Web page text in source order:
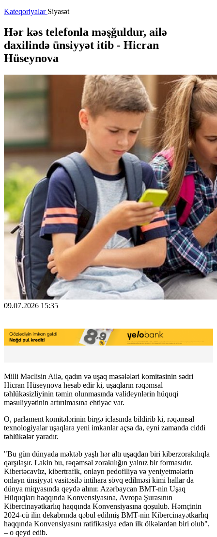
Kateqoriyalar Siyasət
Hər kəs telefonla məşğuldur, ailə
daxilində ünsiyyət itib - Hicran
Hüseynova
09.07.2026 15:35
Milli Məclisin Ailə, qadın və uşaq məsələləri komitəsinin sədri
Hicran Hüseynova hesab edir ki, uşaqların rəqəmsal
təhlükəsizliyinin təmin olunmasında valideynlərin hüquqi
məsuliyyətinin artırılmasına ehtiyac var.
O, parlament komitələrinin birgə iclasında bildirib ki, rəqəmsal
texnologiyalar uşaqlara yeni imkanlar açsa da, eyni zamanda ciddi
təhlükələr yaradır.
"Bu gün dünyada məktəb yaşlı hər altı uşaqdan biri kiberzorakılıqla
qarşılaşır. Lakin bu, rəqəmsal zorakılığın yalnız bir formasıdır.
Kibertəcavüz, kibertrafik, onlayn pedofiliya və yeniyetmələrin
onlayn ünsiyyət vasitəsilə intihara sövq edilməsi kimi hallar da
dünya miqyasında qeydə alınır. Azərbaycan BMT-nin Uşaq
Hüquqları haqqında Konvensiyasına, Avropa Şurasının
Kibercinayətkarlıq haqqında Konvensiyasına qoşulub. Həmçinin
2024-cü ilin dekabrında qəbul edilmiş BMT-nin Kibercinayətkarlıq
haqqında Konvensiyasını ratifikasiya edən ilk ölkələrdən biri olub",
– o qeyd edib.